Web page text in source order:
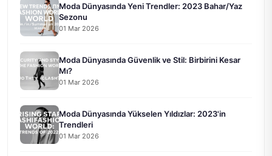
Moda Dünyasında Yeni Trendler: 2023 Bahar/Yaz
Sezonu
01 Mar 2026
Moda Dünyasında Güvenlik ve Stil: Birbirini Kesar
Mı?
01 Mar 2026
Moda Dünyasında Yükselen Yıldızlar: 2023'in
Trendleri
01 Mar 2026